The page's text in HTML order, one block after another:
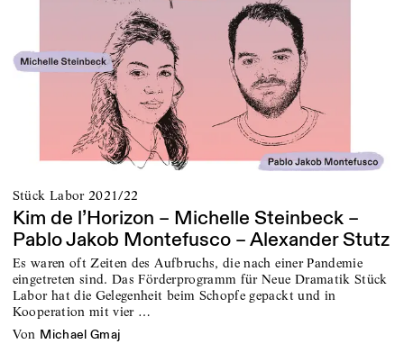
Stück Labor 2021/22
Kim de l’Horizon – Michelle Steinbeck –
Pablo Jakob Montefusco – Alexander Stutz
Es waren oft Zeiten des Aufbruchs, die nach einer Pandemie
eingetreten sind. Das Förderprogramm für Neue Dramatik Stück
Labor hat die Gelegenheit beim Schopfe gepackt und in
Kooperation mit vier …
von Michael Gmaj